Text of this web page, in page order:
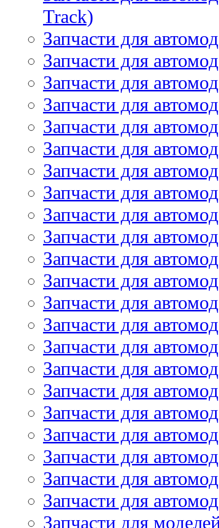
Track)
Запчасти для
Запчасти для
Запчасти для
Запчасти для
Запчасти для
Запчасти для
Запчасти для
Запчасти для
Запчасти для
Запчасти для
Запчасти для
Запчасти для
Запчасти для
Запчасти для
Запчасти для
Запчасти для
Запчасти для
Запчасти для
Запчасти для
Запчасти для
Запчасти для
Запчасти для
Запчасти для